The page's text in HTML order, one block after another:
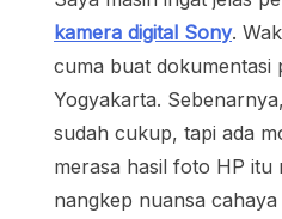
kamera digital Sony.
cuma buat dokumentasi
Yogyakarta.
sudah cukup, tapi ada
merasa hasil foto HP itu
nangkep nuansa